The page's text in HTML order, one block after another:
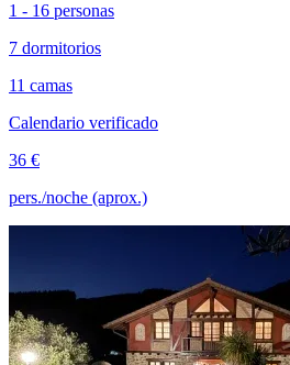
1 - 16 personas
7 dormitorios
11 camas
Calendario verificado
36 €
pers./noche (aprox.)